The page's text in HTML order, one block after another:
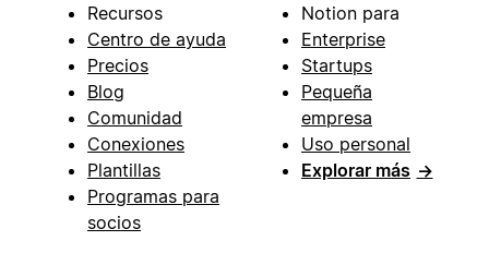
Recursos
Centro de ayuda
Precios
Blog
Comunidad
Conexiones
Plantillas
Programas para
socios
Notion para
Enterprise
Startups
Pequeña
empresa
Uso personal
Explorar más →